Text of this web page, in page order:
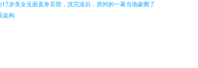
岁美女见面直奔宾馆，洗完澡后，房间的一幕当场蒙圈了
架构